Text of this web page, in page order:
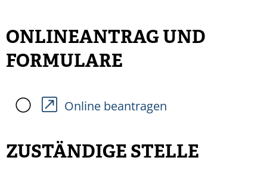
ONLINEANTRAG UND
FORMULARE
Online beantragen
ZUSTÄNDIGE STELLE